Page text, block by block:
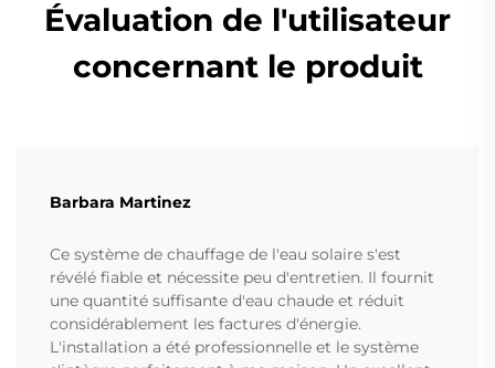
Évaluation de l'utilisateur
concernant le produit
Barbara Martinez
Ce système de chauffage de l'eau solaire s'est
révélé fiable et nécessite peu d'entretien. Il fournit
une quantité suffisante d'eau chaude et réduit
considérablement les factures d'énergie.
L'installation a été professionnelle et le système